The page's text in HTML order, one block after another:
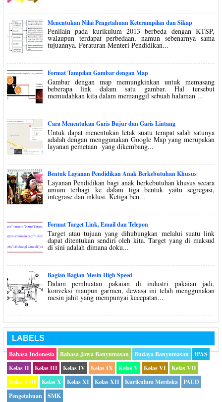
Menentukan Nilai Pengetahuan Keterampilan dan Sikap
Penilain pada kurikulum 2013 berbeda dengan KTSP,
walaupun terdapat perbedaan, namun sebenarnya sama
tujuannya. Peraturan Menteri Pendidikan...
Format Tampilan Gambar dengan Map
Gambar dengan map memungkinkan untuk memasang
beberapa link dalam satu gambar. Hal tersebut
memudahkan kita dalam memanggil sebuah halaman ...
Cara Menentukan Garis Bujur dan Garis Lintang
Untuk dapat menentukan letak suatu tempat salah satunya
adalah dengan menggunakan Google Map yang merupakan
layanan pemetaan yang dikembang...
Bentuk Layanan Pendidikan Anak Berkebutuhan Khusus
Layanan Pendidikan bagi anak berkebutuhan khusus secara
umum terbagi ke dalam tiga bentuk yaitu segregasi,
integrase dan inklusi. Ketiga ben...
Format Target Link, Email dan Telepon
Target atau tujuan yang dihubungkan melalui suatu link
dapat ditentukan sendiri oleh kita. Target yang di maksud
di sini adalah dimana doku...
Bagian Bagian Mesin High Speed
Dalam pembuatan pakaian di industri pakaian jadi,
konveksi maupun garmen, dewasa ini telah menggunakan
mesin jahit yang mempunyai kecepatan...
LABELS
Bahasa Indonesia
Bahasa Jawa Banyumasan Budaya Banyumasan
IPAS
Kelas II
Kelas III Kelas IV Kelas IX Kelas V Kelas VI
Kelas VII
Kelas VIII
Kelas X Kelas XI Kelas XII Kurikulum Merdeka
PAUD
Pengetahuan
SMK